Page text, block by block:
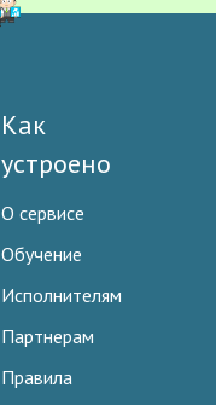
Как
устроено
О сервисе
Обучение
Исполнителям
Партнерам
Правила